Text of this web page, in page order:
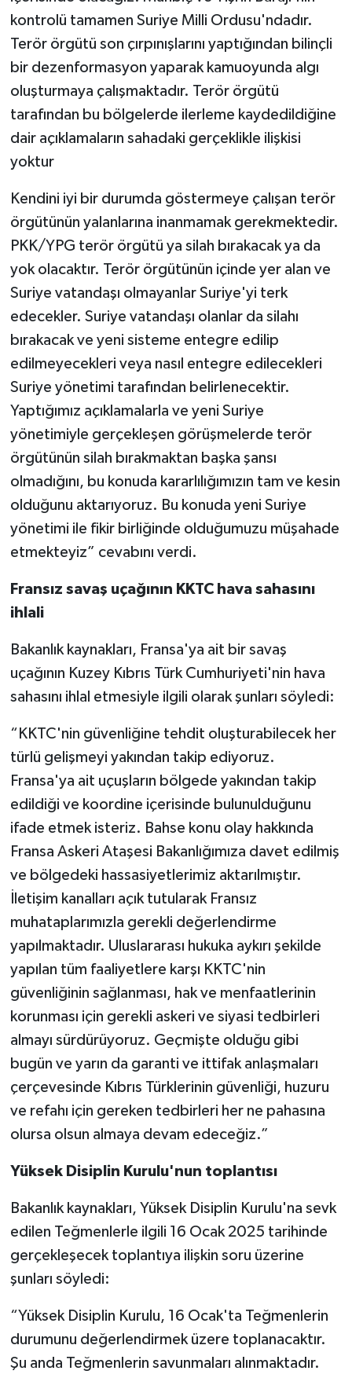
kontrolü tamamen Suriye Milli Ordusu'ndadır.
Terör örgütü son çırpınışlarını yaptığından bilinçli
bir dezenformasyon yaparak kamuoyunda algı
oluşturmaya çalışmaktadır. Terör örgütü
tarafından bu bölgelerde ilerleme kaydedildiğine
dair açıklamaların sahadaki gerçeklikle ilişkisi
yoktur
Kendini iyi bir durumda göstermeye çalışan terör
örgütünün yalanlarına inanmamak gerekmektedir.
PKK/YPG terör örgütü ya silah bırakacak ya da
yok olacaktır. Terör örgütünün içinde yer alan ve
Suriye vatandaşı olmayanlar Suriye'yi terk
edecekler. Suriye vatandaşı olanlar da silahı
bırakacak ve yeni sisteme entegre edilip
edilmeyecekleri veya nasıl entegre edilecekleri
Suriye yönetimi tarafından belirlenecektir.
Yaptığımız açıklamalarla ve yeni Suriye
yönetimiyle gerçekleşen görüşmelerde terör
örgütünün silah bırakmaktan başka şansı
olmadığını, bu konuda kararlılığımızın tam ve kesin
olduğunu aktarıyoruz. Bu konuda yeni Suriye
yönetimi ile fikir birliğinde olduğumuzu müşahade
etmekteyiz” cevabını verdi.
Fransız savaş uçağının KKTC hava sahasını
ihlali
Bakanlık kaynakları, Fransa'ya ait bir savaş
uçağının Kuzey Kıbrıs Türk Cumhuriyeti'nin hava
sahasını ihlal etmesiyle ilgili olarak şunları söyledi:
“KKTC'nin güvenliğine tehdit oluşturabilecek her
türlü gelişmeyi yakından takip ediyoruz.
Fransa'ya ait uçuşların bölgede yakından takip
edildiği ve koordine içerisinde bulunulduğunu
ifade etmek isteriz. Bahse konu olay hakkında
Fransa Askeri Ataşesi Bakanlığımıza davet edilmiş
ve bölgedeki hassasiyetlerimiz aktarılmıştır.
İletişim kanalları açık tutularak Fransız
muhataplarımızla gerekli değerlendirme
yapılmaktadır. Uluslararası hukuka aykırı şekilde
yapılan tüm faaliyetlere karşı KKTC'nin
güvenliğinin sağlanması, hak ve menfaatlerinin
korunması için gerekli askeri ve siyasi tedbirleri
almayı sürdürüyoruz. Geçmişte olduğu gibi
bugün ve yarın da garanti ve ittifak anlaşmaları
çerçevesinde Kıbrıs Türklerinin güvenliği, huzuru
ve refahı için gereken tedbirleri her ne pahasına
olursa olsun almaya devam edeceğiz.”
Yüksek Disiplin Kurulu'nun toplantısı
Bakanlık kaynakları, Yüksek Disiplin Kurulu'na sevk
edilen Teğmenlerle ilgili 16 Ocak 2025 tarihinde
gerçekleşecek toplantıya ilişkin soru üzerine
şunları söyledi:
“Yüksek Disiplin Kurulu, 16 Ocak'ta Teğmenlerin
durumunu değerlendirmek üzere toplanacaktır.
Şu anda Teğmenlerin savunmaları alınmaktadır.